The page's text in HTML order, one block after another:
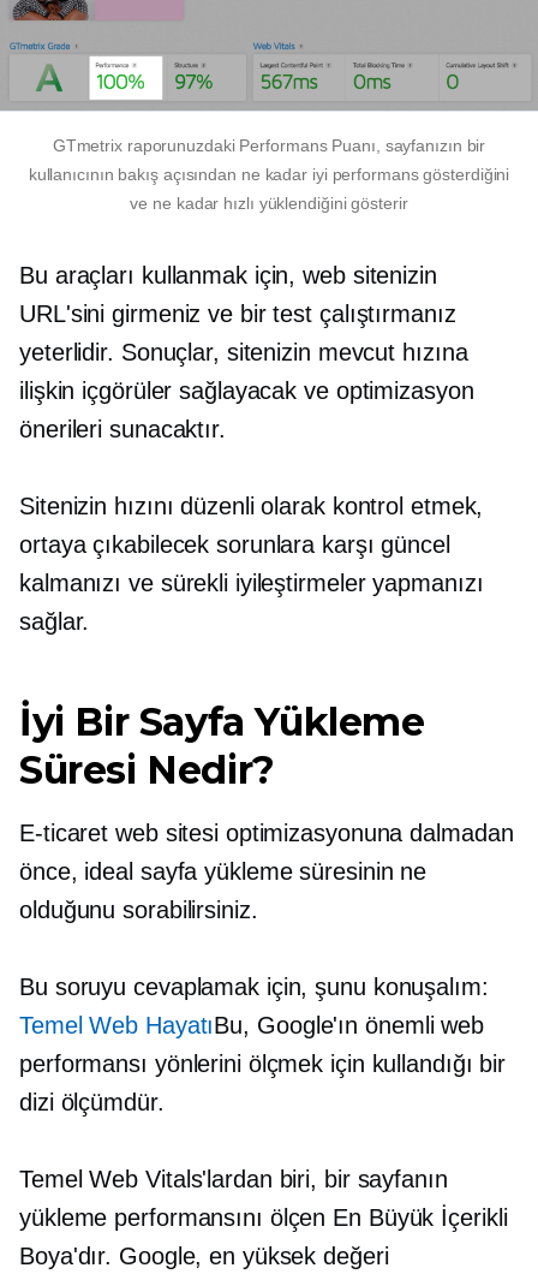
GTmetrix raporunuzdaki Performans Puanı, sayfanızın bir
kullanıcının bakış açısından ne kadar iyi performans gösterdiğini
ve ne kadar hızlı yüklendiğini gösterir
Bu araçları kullanmak için, web sitenizin
URL'sini girmeniz ve bir test çalıştırmanız
yeterlidir. Sonuçlar, sitenizin mevcut hızına
ilişkin içgörüler sağlayacak ve optimizasyon
önerileri sunacaktır.
Sitenizin hızını düzenli olarak kontrol etmek,
ortaya çıkabilecek sorunlara karşı güncel
kalmanızı ve sürekli iyileştirmeler yapmanızı
sağlar.
İyi Bir Sayfa Yükleme
Süresi Nedir?
E-ticaret web sitesi optimizasyonuna dalmadan
önce, ideal sayfa yükleme süresinin ne
olduğunu sorabilirsiniz.
Bu soruyu cevaplamak için, şunu konuşalım:
Temel Web HayatıBu, Google'ın önemli web
performansı yönlerini ölçmek için kullandığı bir
dizi ölçümdür.
Temel Web Vitals'lardan biri, bir sayfanın
yükleme performansını ölçen En Büyük İçerikli
Boya'dır. Google, en yüksek değeri